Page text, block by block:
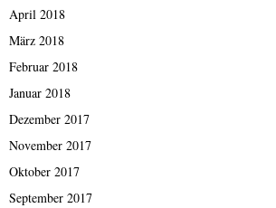
April 2018
März 2018
Februar 2018
Januar 2018
Dezember 2017
November 2017
Oktober 2017
September 2017